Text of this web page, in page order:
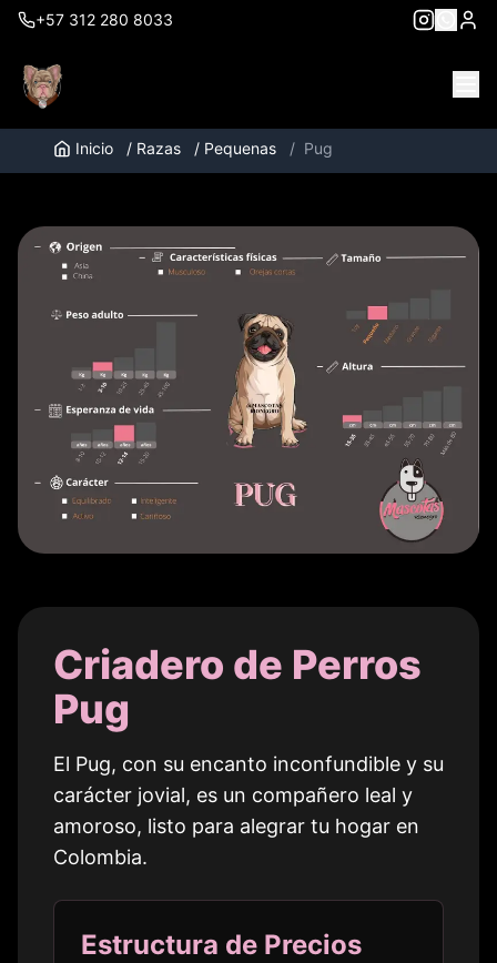
+57 312 280 8033
Inicio / Razas / Pequenas / Pug
Criadero de Perros
Pug
El Pug, con su encanto inconfundible y su
carácter jovial, es un compañero leal y
amoroso, listo para alegrar tu hogar en
Colombia.
Estructura de Precios